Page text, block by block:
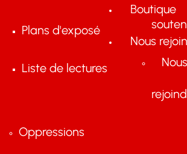
Plans d'exposé
Liste de lectures Nous
Oppressions
Boutique
Nous